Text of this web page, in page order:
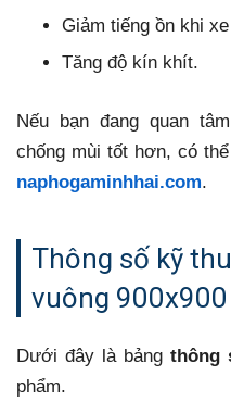
Giảm tiếng ồn khi
Tăng độ kín khít.
Nếu bạn đang quan
chống mùi tốt hơn, có
naphogaminhhai.com.
Thông số kỹ
vuông
Dưới đây là bảng thông
phẩm.